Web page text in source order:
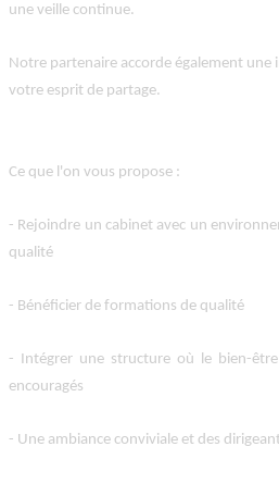
une veille continue.
Notre partenaire accorde également
votre esprit de partage.
Ce que l'on vous propose :
- Rejoindre un cabinet avec un
qualité
- Bénéficier de formations de qualité
- Intégrer une structure où le bien-
encouragés
- Une ambiance conviviale et des